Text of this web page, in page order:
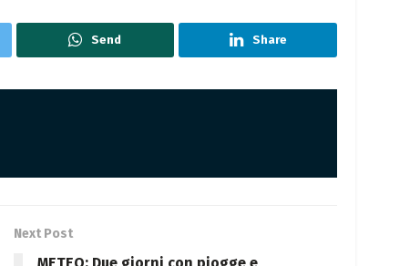
Send Share
Next Post